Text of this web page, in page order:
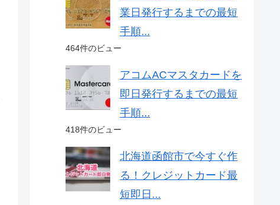
業日発行するまでの最短
手順...
464件のビュー
アコムACマスタカードを
即日発行するまでの最短
手順...
418件のビュー
北海道函館市で今すぐ作
る！クレジットカード最
短即日...